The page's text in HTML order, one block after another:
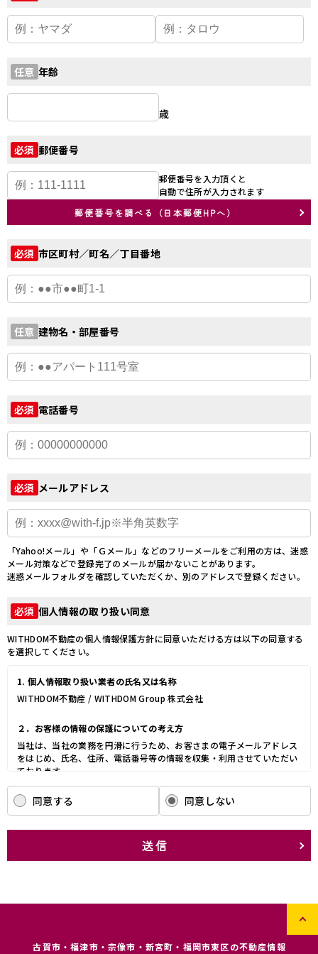
任意 年齢
歳
必須 郵便番号
郵便番号を入力頂くと
自動で住所が入力されます
郵便番号を調べる（日本郵便HPへ）
必須 市区町村／町名／丁目番地
任意 建物名・部屋番号
必須 電話番号
必須 メールアドレス
「Yahoo!メール」や「Ｇメール」などのフリーメールをご利用の方は、迷惑
メール対策などで登録完了のメールが届かないことがあります。
迷惑メールフォルダを確認していただくか、別のアドレスで登録ください。
必須 個人情報の取り扱い同意
WITHDOM不動産の個人情報保護方針に同意いただける方は以下の同意する
を選択してください。
1. 個人情報取り扱い業者の氏名又は名称
WITHDOM不動産 / WITHDOM Group 株式会社
２．お客様の情報の保護についての考え方
当社は、当社の業務を円滑に行うため、お客さまの電子メールアドレス
をはじめ、氏名、住所、電話番号等の情報を収集・利用させていただい
ております。
当社は、これらのお客さまの個人情報（以下「お客さま情報」といいま
す。）の適正な保護を重大な責務と認識し、この責務を果たすために、
次の方針の下でお客さま情報を取り扱います。
(1) お客さま情報に適用される個人情報の保護に関する法律その他の関
係法令を遵守し、適切に取り扱います。また、適宜取扱いの改善に努め
(3) お客さま情報の収集に際しては、利用目的を特定して通知または公
(4) お客さま情報の漏洩、紛失、改ざん等を防止するために必要な 対策
を講じて適切な管理を行います。
同意する 同意しない
送信
古賀市・福津市・宗像市・新宮町・福岡市東区の不動産情報